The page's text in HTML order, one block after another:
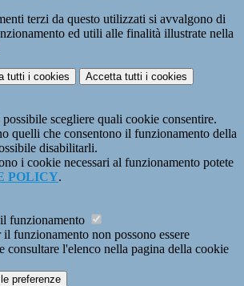
terzi da questo utilizzati si avvalgono di
ed utili alle finalità illustrate nella
tutti i cookies Accetta tutti i cookies
possibile scegliere quali cookie consentire.
quelli che consentono il funzionamento della
disabilitarli.
i cookie necessari al funzionamento potete
POLICY.
funzionamento
funzionamento non possono essere
consultare l'elenco nella pagina della cookie
preferenze